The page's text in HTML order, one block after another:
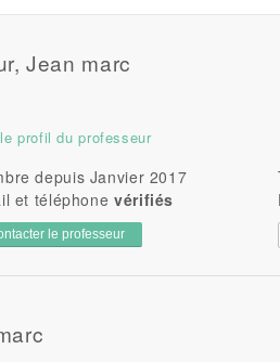
Jean marc
profil du professeur
depuis Janvier 2017
et téléphone vérifiés
le professeur